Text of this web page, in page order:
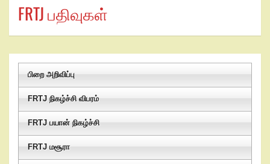
FRTJ பதிவுகள்
பிறை அறிவிப்பு
FRTJ நிகழ்ச்சி விபரம்
FRTJ பயான் நிகழ்ச்சி
FRTJ மசூரா